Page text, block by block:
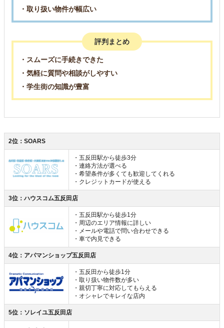
・取り扱い物件が幅広い
評判まとめ
・スムーズに手続きできた
・気軽に質問や相談がしやすい
・学生街の知識が豊富
2位：SOARS
・五反田駅から徒歩3分
・連絡方法が選べる
・希望条件が多くても歓迎してくれる
・クレジットカードが使える
3位：ハウスコム五反田店
・五反田駅から徒歩1分
・周辺のエリア情報に詳しい
・メールや電話で問い合わせできる
・車で内見できる
4位：アパマンショップ五反田店
・五反田から徒歩1分
・取り扱い物件数が多い
・親切丁寧に対応してもらえる
・オシャレでキレイな店内
5位：ソレイユ五反田店